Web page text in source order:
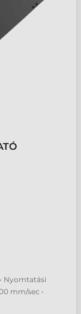
Nyomtatási
mm/sec •